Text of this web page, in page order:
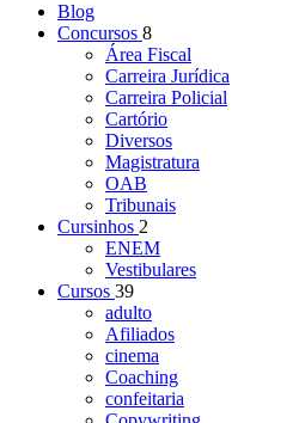
Blog
Concursos 8
Área Fiscal
Carreira Jurídica
Carreira Policial
Cartório
Diversos
Magistratura
OAB
Tribunais
Cursinhos 2
ENEM
Vestibulares
Cursos 39
adulto
Afiliados
cinema
Coaching
confeitaria